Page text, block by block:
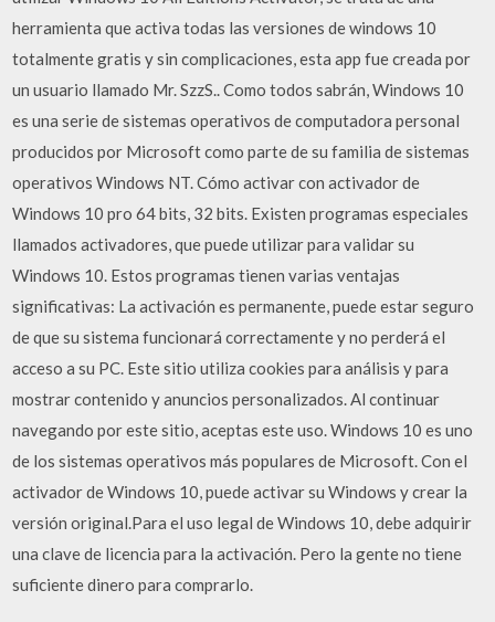
herramienta que activa todas las versiones de windows 10
totalmente gratis y sin complicaciones, esta app fue creada por
un usuario llamado Mr. SzzS.. Como todos sabrán, Windows 10
es una serie de sistemas operativos de computadora personal
producidos por Microsoft como parte de su familia de sistemas
operativos Windows NT. Cómo activar con activador de
Windows 10 pro 64 bits, 32 bits. Existen programas especiales
llamados activadores, que puede utilizar para validar su
Windows 10. Estos programas tienen varias ventajas
significativas: La activación es permanente, puede estar seguro
de que su sistema funcionará correctamente y no perderá el
acceso a su PC. Este sitio utiliza cookies para análisis y para
mostrar contenido y anuncios personalizados. Al continuar
navegando por este sitio, aceptas este uso. Windows 10 es uno
de los sistemas operativos más populares de Microsoft. Con el
activador de Windows 10, puede activar su Windows y crear la
versión original.Para el uso legal de Windows 10, debe adquirir
una clave de licencia para la activación. Pero la gente no tiene
suficiente dinero para comprarlo.